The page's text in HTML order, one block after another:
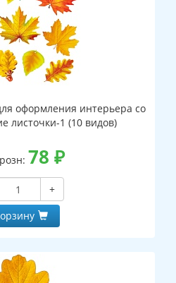
оформления интерьера со
листочки-1 (10 видов)
78 ₽
+